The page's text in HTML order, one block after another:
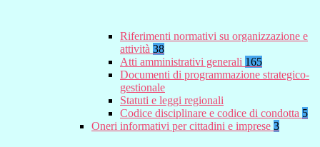
Riferimenti normativi su organizzazione e
attività 38
Atti amministrativi generali 165
Documenti di programmazione strategico-
gestionale
Statuti e leggi regionali
Codice disciplinare e codice di condotta 5
Oneri informativi per cittadini e imprese 3